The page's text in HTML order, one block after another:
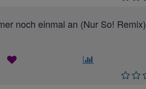
noch einmal an (Nur So! Remix)